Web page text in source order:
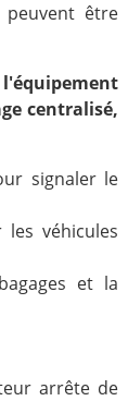
être
centralisé,
signaler le
véhicules
et la
arrête de